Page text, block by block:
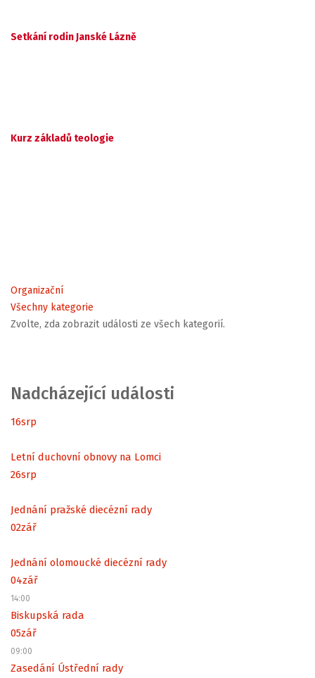
Setkání rodin Janské Lázně
Kurz základů teologie
Organizační
Všechny kategorie
Zvolte, zda zobrazit události ze všech kategorií.
Nadcházející události
16srp
Letní duchovní obnovy na Lomci
26srp
Jednání pražské diecézní rady
02zář
Jednání olomoucké diecézní rady
04zář
14:00
Biskupská rada
05zář
09:00
Zasedání Ústřední rady